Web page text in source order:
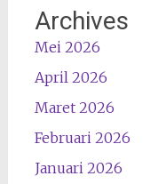
Archives
Mei 2026
April 2026
Maret 2026
Februari 2026
Januari 2026